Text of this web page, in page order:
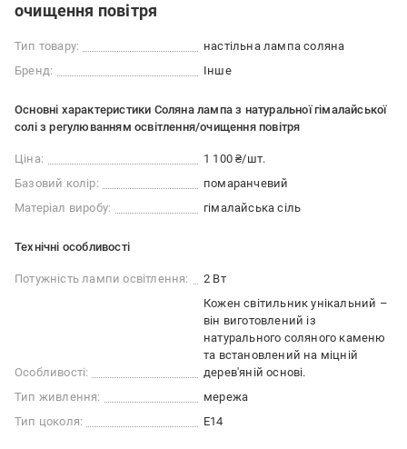
очищення повітря
Тип товару:
настільна лампа соляна
Бренд:
Інше
Основні характеристики Соляна лампа з натуральної гімалайської
солі з регулюванням освітлення/очищення повітря
Ціна:
1 100 ₴/шт.
Базовий колір:
помаранчевий
Матеріал виробу:
гімалайська сіль
Технічні особливості
Потужність лампи освітлення: 2 Вт
Особливості:
Кожен світильник унікальний –
він виготовлений із
натурального соляного каменю
та встановлений на міцній
дерев'яній основі.
Тип живлення:
мережа
Тип цоколя:
E14